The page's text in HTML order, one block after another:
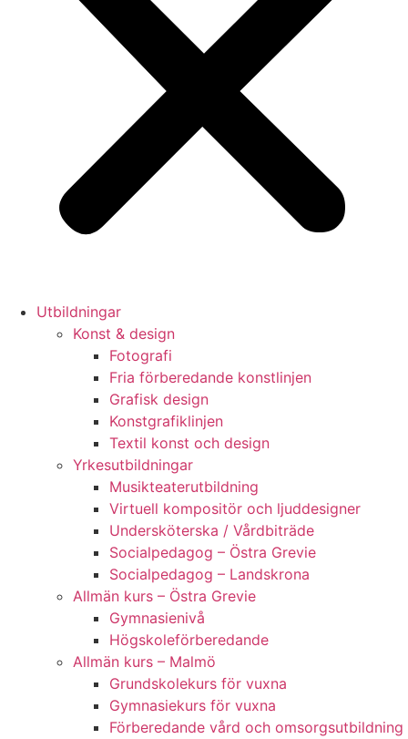
Utbildningar
Konst & design
Fotografi
Fria förberedande konstlinjen
Grafisk design
Konstgrafiklinjen
Textil konst och design
Yrkesutbildningar
Musikteaterutbildning
Virtuell kompositör och ljuddesigner
Undersköterska / Vårdbiträde
Socialpedagog – Östra Grevie
Socialpedagog – Landskrona
Allmän kurs – Östra Grevie
Gymnasienivå
Högskoleförberedande
Allmän kurs – Malmö
Grundskolekurs för vuxna
Gymnasiekurs för vuxna
Förberedande vård och omsorgsutbildning